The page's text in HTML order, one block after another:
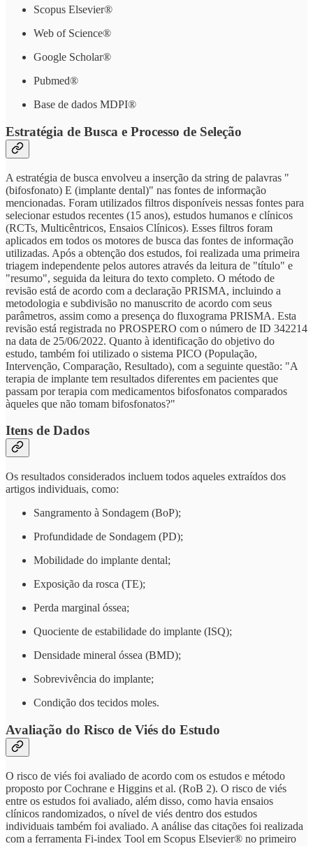
Scopus Elsevier®
Web of Science®
Google Scholar®
Pubmed®
Base de dados MDPI®
Estratégia de Busca e Processo de Seleção
A estratégia de busca envolveu a inserção da string de palavras "
(bifosfonato) E (implante dental)" nas fontes de informação
mencionadas. Foram utilizados filtros disponíveis nessas fontes para
selecionar estudos recentes (15 anos), estudos humanos e clínicos
(RCTs, Multicêntricos, Ensaios Clínicos). Esses filtros foram
aplicados em todos os motores de busca das fontes de informação
utilizadas. Após a obtenção dos estudos, foi realizada uma primeira
triagem independente pelos autores através da leitura de "título" e
"resumo", seguida da leitura do texto completo. O método de
revisão está de acordo com a declaração PRISMA, incluindo a
metodologia e subdivisão no manuscrito de acordo com seus
parâmetros, assim como a presença do fluxograma PRISMA. Esta
revisão está registrada no PROSPERO com o número de ID 342214
na data de 25/06/2022. Quanto à identificação do objetivo do
estudo, também foi utilizado o sistema PICO (População,
Intervenção, Comparação, Resultado), com a seguinte questão: "A
terapia de implante tem resultados diferentes em pacientes que
passam por terapia com medicamentos bifosfonatos comparados
àqueles que não tomam bifosfonatos?"
Itens de Dados
Os resultados considerados incluem todos aqueles extraídos dos
artigos individuais, como:
Sangramento à Sondagem (BoP);
Profundidade de Sondagem (PD);
Mobilidade do implante dental;
Exposição da rosca (TE);
Perda marginal óssea;
Quociente de estabilidade do implante (ISQ);
Densidade mineral óssea (BMD);
Sobrevivência do implante;
Condição dos tecidos moles.
Avaliação do Risco de Viés do Estudo
O risco de viés foi avaliado de acordo com os estudos e método
proposto por Cochrane e Higgins et al. (RoB 2). O risco de viés
entre os estudos foi avaliado, além disso, como havia ensaios
clínicos randomizados, o nível de viés dentro dos estudos
individuais também foi avaliado. A análise das citações foi realizada
com a ferramenta Fi-index Tool em Scopus Elsevier® no primeiro